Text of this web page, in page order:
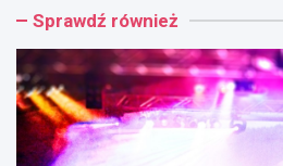
n
a
r
r
n
i
Sprawdź również